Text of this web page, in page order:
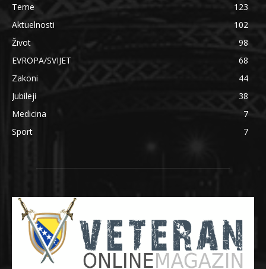
Teme
123
Aktuelnosti
102
Život
98
EVROPA/SVIJET
68
Zakoni
44
Jubileji
38
Medicina
7
Sport
7